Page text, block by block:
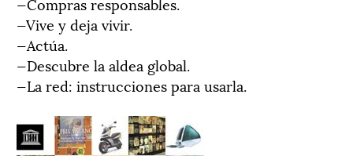
—Vive y deja vivir.
—Actúa.
—Descubre la aldea global.
—La red: instrucciones para usarla.